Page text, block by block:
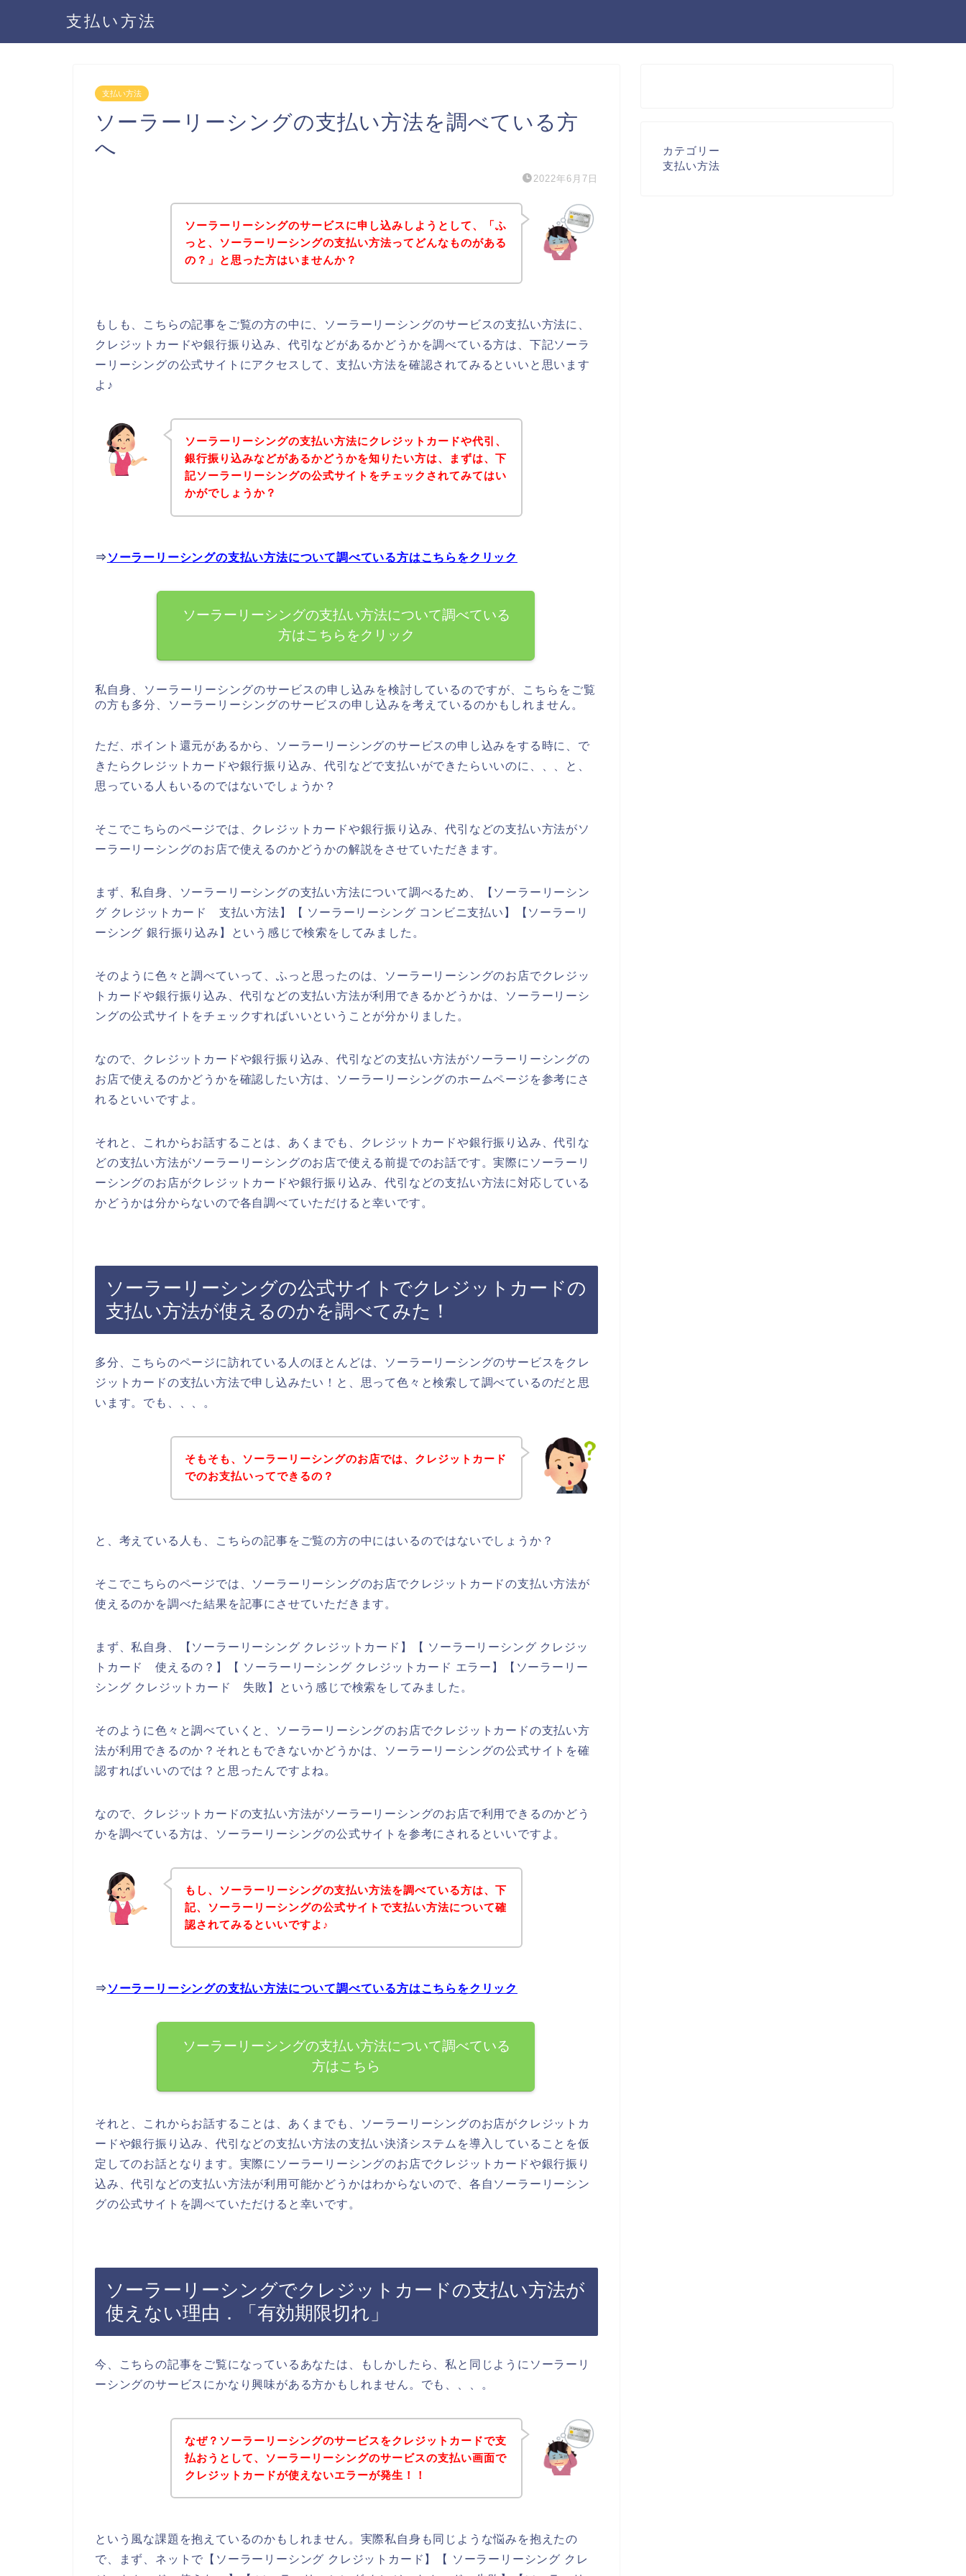
支払い方法
支払い方法
ソーラーリーシングの支払い方法を調べている方
へ
2022年6月7日
ソーラーリーシングのサービスに申し込みしようとして、「ふ
っと、ソーラーリーシングの支払い方法ってどんなものがある
の？」と思った方はいませんか？
もしも、こちらの記事をご覧の方の中に、ソーラーリーシングのサービスの支払い方法に、
クレジットカードや銀行振り込み、代引などがあるかどうかを調べている方は、下記ソーラ
ーリーシングの公式サイトにアクセスして、支払い方法を確認されてみるといいと思います
よ♪
ソーラーリーシングの支払い方法にクレジットカードや代引、
銀行振り込みなどがあるかどうかを知りたい方は、まずは、下
記ソーラーリーシングの公式サイトをチェックされてみてはい
かがでしょうか？
⇒ ソーラーリーシングの支払い方法について調べている方はこちらをクリック
ソーラーリーシングの支払い方法について調べている
方はこちらをクリック
私自身、ソーラーリーシングのサービスの申し込みを検討しているのですが、こちらをご覧
の方も多分、ソーラーリーシングのサービスの申し込みを考えているのかもしれません。
ただ、ポイント還元があるから、ソーラーリーシングのサービスの申し込みをする時に、で
きたらクレジットカードや銀行振り込み、代引などで支払いができたらいいのに、、、と、
思っている人もいるのではないでしょうか？
そこでこちらのページでは、クレジットカードや銀行振り込み、代引などの支払い方法がソ
ーラーリーシングのお店で使えるのかどうかの解説をさせていただきます。
まず、私自身、ソーラーリーシングの支払い方法について調べるため、【ソーラーリーシン
グ クレジットカード 支払い方法】【 ソーラーリーシング コンビニ支払い】【ソーラーリ
ーシング 銀行振り込み】という感じで検索をしてみました。
そのように色々と調べていって、ふっと思ったのは、ソーラーリーシングのお店でクレジッ
トカードや銀行振り込み、代引などの支払い方法が利用できるかどうかは、ソーラーリーシ
ングの公式サイトをチェックすればいいということが分かりました。
なので、クレジットカードや銀行振り込み、代引などの支払い方法がソーラーリーシングの
お店で使えるのかどうかを確認したい方は、ソーラーリーシングのホームページを参考にさ
れるといいですよ。
それと、これからお話することは、あくまでも、クレジットカードや銀行振り込み、代引な
どの支払い方法がソーラーリーシングのお店で使える前提でのお話です。実際にソーラーリ
ーシングのお店がクレジットカードや銀行振り込み、代引などの支払い方法に対応している
かどうかは分からないので各自調べていただけると幸いです。
ソーラーリーシングの公式サイトでクレジットカードの
支払い方法が使えるのかを調べてみた！
多分、こちらのページに訪れている人のほとんどは、ソーラーリーシングのサービスをクレ
ジットカードの支払い方法で申し込みたい！と、思って色々と検索して調べているのだと思
います。でも、、、。
そもそも、ソーラーリーシングのお店では、クレジットカード
でのお支払いってできるの？
と、考えている人も、こちらの記事をご覧の方の中にはいるのではないでしょうか？
そこでこちらのページでは、ソーラーリーシングのお店でクレジットカードの支払い方法が
使えるのかを調べた結果を記事にさせていただきます。
まず、私自身、【ソーラーリーシング クレジットカード】【 ソーラーリーシング クレジッ
トカード 使えるの？】【 ソーラーリーシング クレジットカード エラー】【ソーラーリー
シング クレジットカード 失敗】という感じで検索をしてみました。
そのように色々と調べていくと、ソーラーリーシングのお店でクレジットカードの支払い方
法が利用できるのか？それともできないかどうかは、ソーラーリーシングの公式サイトを確
認すればいいのでは？と思ったんですよね。
なので、クレジットカードの支払い方法がソーラーリーシングのお店で利用できるのかどう
かを調べている方は、ソーラーリーシングの公式サイトを参考にされるといいですよ。
もし、ソーラーリーシングの支払い方法を調べている方は、下
記、ソーラーリーシングの公式サイトで支払い方法について確
認されてみるといいですよ♪
⇒ ソーラーリーシングの支払い方法について調べている方はこちらをクリック
ソーラーリーシングの支払い方法について調べている
方はこちら
それと、これからお話することは、あくまでも、ソーラーリーシングのお店がクレジットカ
ードや銀行振り込み、代引などの支払い方法の支払い決済システムを導入していることを仮
定してのお話となります。実際にソーラーリーシングのお店でクレジットカードや銀行振り
込み、代引などの支払い方法が利用可能かどうかはわからないので、各自ソーラーリーシン
グの公式サイトを調べていただけると幸いです。
ソーラーリーシングでクレジットカードの支払い方法が
使えない理由．「有効期限切れ」
今、こちらの記事をご覧になっているあなたは、もしかしたら、私と同じようにソーラーリ
ーシングのサービスにかなり興味がある方かもしれません。でも、、、。
なぜ？ソーラーリーシングのサービスをクレジットカードで支
払おうとして、ソーラーリーシングのサービスの支払い画面で
クレジットカードが使えないエラーが発生！！
という風な課題を抱えているのかもしれません。実際私自身も同じような悩みを抱えたの
で、まず、ネットで【ソーラーリーシング クレジットカード】【 ソーラーリーシング クレ
カテゴリー
支払い方法